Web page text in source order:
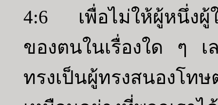
4:6 เพื่อไม่ให้ผู้หนึ่งผู้ใ
ของตนในเรื่องใด ๆ เ
ทรงเป็นผู้ทรงสนองโท